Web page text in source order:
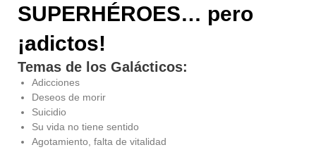
SUPERHÉROES… pero
¡adictos!
Temas de los Galácticos:
Adicciones
Deseos de morir
Suicidio
Su vida no tiene sentido
Agotamiento, falta de vitalidad